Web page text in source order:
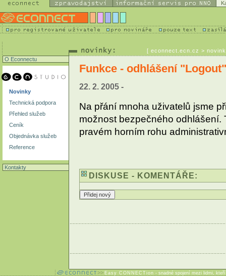
[ econnect.ecn.cz >
O Econnectu
Novinky
Technická podpora
Přehled služeb
Ceník
Objednávka služeb
Reference
Kontakty
Funkce - odhlášení
22. 2. 2005 -
Na přání mnoha uživatelů jsme
možnost bezpečného
pravém horním rohu
DISKUSE - KOMENTÁŘE:
Easy CONNECTion - snadné spojení mezi lidmi,